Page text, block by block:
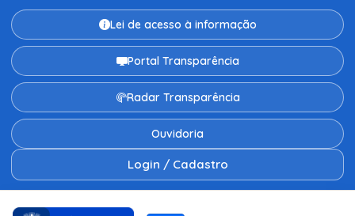
Lei de acesso à informação
Portal Transparência
Radar Transparência
Ouvidoria
Login / Cadastro